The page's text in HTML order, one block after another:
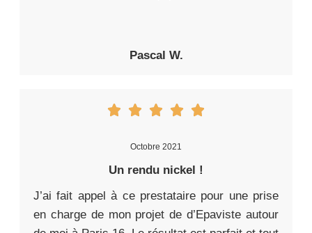
Pascal W.
Octobre 2021
Un rendu nickel !
J’ai fait appel à ce prestataire pour une prise
en charge de mon projet de d’Epaviste autour